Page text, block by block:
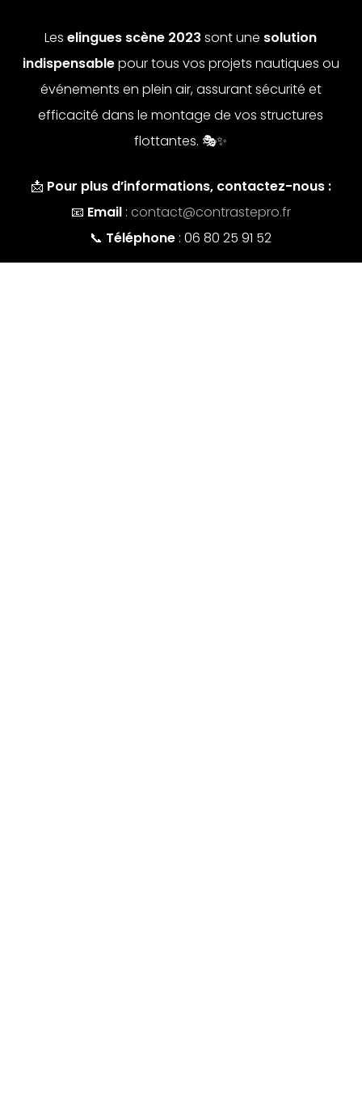
Leselingues scène 2023 sont une solution
indispensablepour tous vos projets nautiques ou
événements en plein air, assurant sécurité et
efficacité dans le montage de vos structures
flottantes. 🎭✨
📩 Pour plus d’informations, contactez-nous :
📧 Email: contact@contrastepro.fr
📞 Téléphone : 06 80 25 91 52